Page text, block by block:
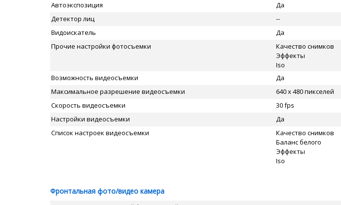
Автоэкспозиция
Да
Детектор лиц
--
Видоискатель
Да
Прочие настройки фотосъемки
Качество снимков
Эффекты
Iso
Возможность видеосъемки Да
Максимальное разрешение видеосъемки
640 x 480 пикселей
Скорость видеосъемки
30 fps
Настройки видеосъемки
Да
Список настроек видеосъемки
Качество снимков
Баланс белого
Эффекты
Iso
Фронтальная фото/видео камера